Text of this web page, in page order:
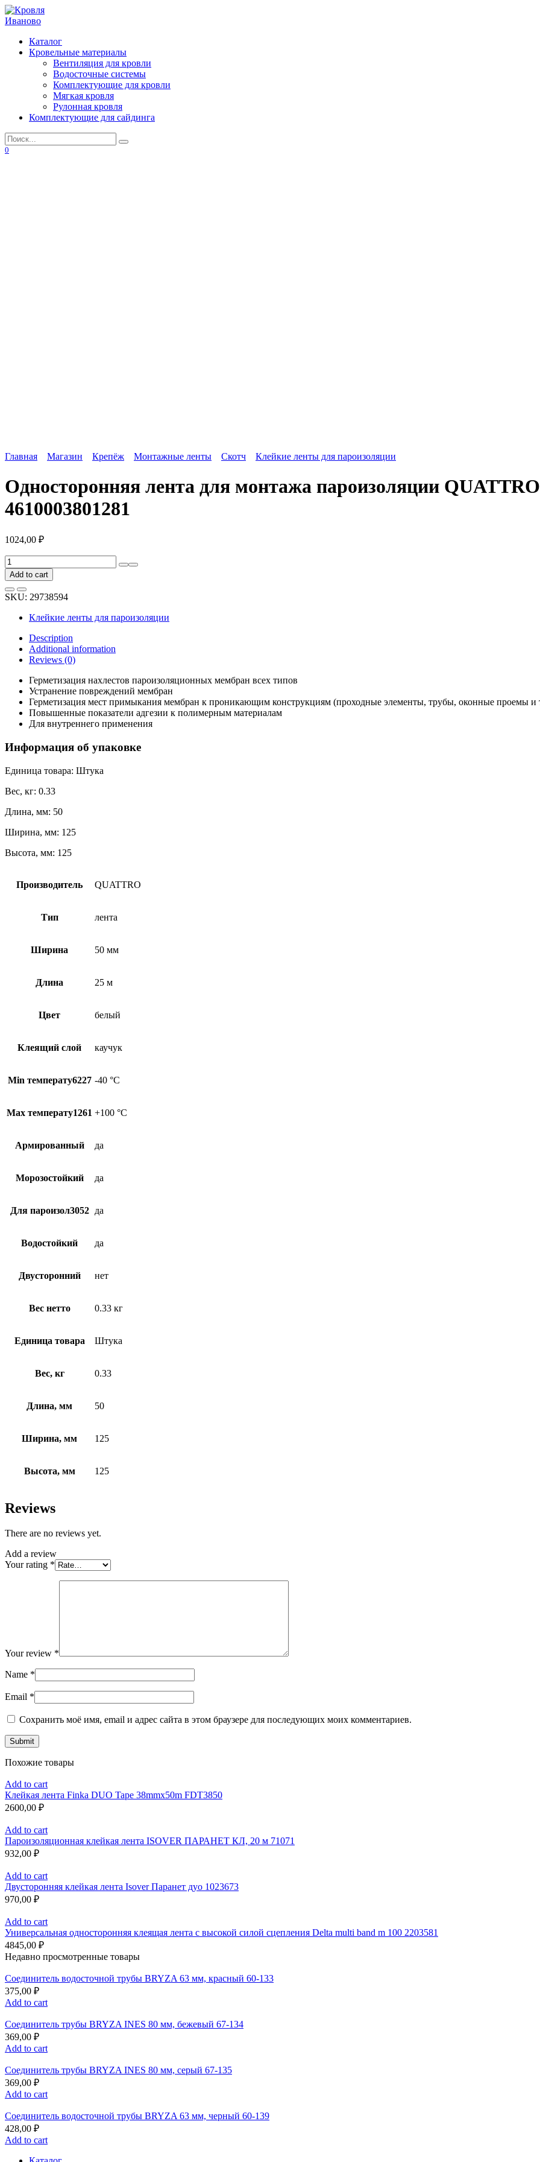
Перейти
к
Каталог
Кровельные материалы
Вентиляция для кровли
Водосточные системы
Комплектующие для кровли
Мягкая кровля
Рулонная кровля
Комплектующие для сайдинга
Search
for:
0
Главная Магазин Крепёж Монтажные ленты Скотч Клейкие ленты для пароизоляции
Односторонняя лента для монтажа пароизоляции
4610003801281
1024,00 ₽
Односторонняя
лента
для
монтажа
пароизоляции
QUATTRO
4610003801281
quantity
Add to cart
SKU: 29738594
Клейкие ленты для пароизоляции
Description
Additional information
Reviews (0)
Герметизация нахлестов пароизоляционных мембран всех типов
Устранение повреждений мембран
Герметизация мест примыкания мембран к проникающим конструкциям (проходные элементы, трубы, оконные проемы и
Повышенные показатели адгезии к полимерным материалам
Для внутреннего применения
Информация об упаковке
Единица товара: Штука
Вес, кг: 0.33
Длина, мм: 50
Ширина, мм: 125
Высота, мм: 125
Производитель QUATTRO
Тип лента
Ширина 50 мм
Длина 25 м
Цвет белый
Клеящий слой каучук
Min температу6227 -40 °С
Max температу1261 +100 °С
Армированный да
Морозостойкий да
Для пароизол3052 да
Водостойкий да
Двусторонний нет
Вес нетто 0.33 кг
Единица товара Штука
Вес, кг 0.33
Длина, мм 50
Ширина, мм 125
Высота, мм 125
Reviews
There are no reviews yet.
Add a review
Your rating *
Your review *
Name *
Email *
Сохранить моё имя, email и адрес сайта в этом браузере для последующих моих комментариев.
Похожие товары
Add to cart
Клейкая лента Finka DUO Tape 38mmx50m FDT3850
2600,00 ₽
Add to cart
Пароизоляционная клейкая лента ISOVER ПАРАНЕТ КЛ, 20 м 71071
932,00 ₽
Add to cart
Двусторонняя клейкая лента Isover Паранет дуо 1023673
970,00 ₽
Add to cart
Универсальная односторонняя клеящая лента с высокой силой сцепления Delta multi band m 100 2203581
4845,00 ₽
Недавно просмотренные товары
Соединитель водосточной трубы BRYZA 63 мм, краcный 60-133
375,00 ₽
Add to cart
Соединитель трубы BRYZA INES 80 мм, бежевый 67-134
369,00 ₽
Add to cart
Соединитель трубы BRYZA INES 80 мм, серый 67-135
369,00 ₽
Add to cart
Соединитель водосточной трубы BRYZA 63 мм, черный 60-139
428,00 ₽
Add to cart